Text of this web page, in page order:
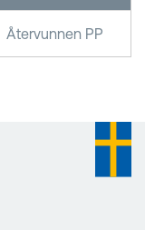
Återvunnen PP